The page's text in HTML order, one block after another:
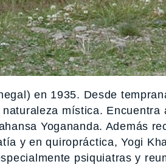
en 1935. Desde
mística. Encuentra
Yogananda. Además
y en quiropráctica, Yogi
psiquiatras y